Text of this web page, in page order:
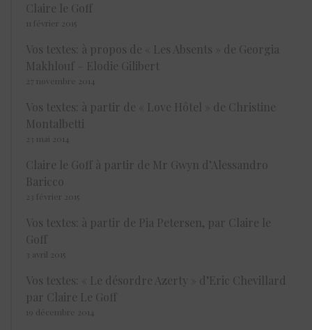
Claire le Goff
11 février 2015
Vos textes: à propos de « Les Absents » de Georgia
Makhlouf – Elodie Gilibert
27 novembre 2014
Vos textes: à partir de « Love Hôtel » de Christine
Montalbetti
23 mai 2014
Claire le Goff à partir de Mr Gwyn d’Alessandro
Baricco
23 février 2015
Vos textes: à partir de Pia Petersen, par Claire le
Goff
3 avril 2015
Vos textes: « Le désordre Azerty » d’Eric Chevillard
par Claire Le Goff
19 décembre 2014